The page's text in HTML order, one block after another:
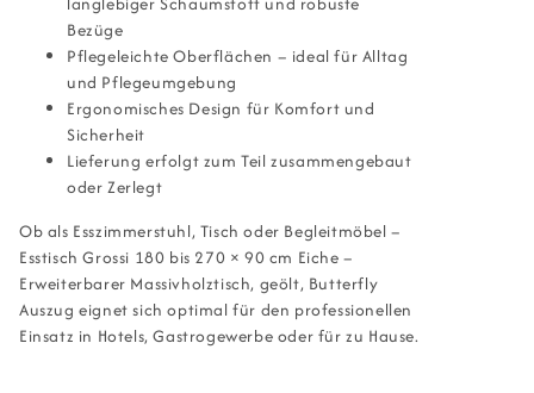
Bezüge
Pflegeleichte Oberflächen – ideal für Alltag
und Pflegeumgebung
Ergonomisches Design für Komfort und
Sicherheit
Lieferung erfolgt zum Teil zusammengebaut
oder Zerlegt
Ob als Esszimmerstuhl, Tisch oder Begleitmöbel –
Esstisch Grossi 180 bis 270 × 90 cm Eiche –
Erweiterbarer Massivholztisch, geölt, Butterfly
Auszug eignet sich optimal für den professionellen
Einsatz in Hotels, Gastrogewerbe oder für zu Hause.